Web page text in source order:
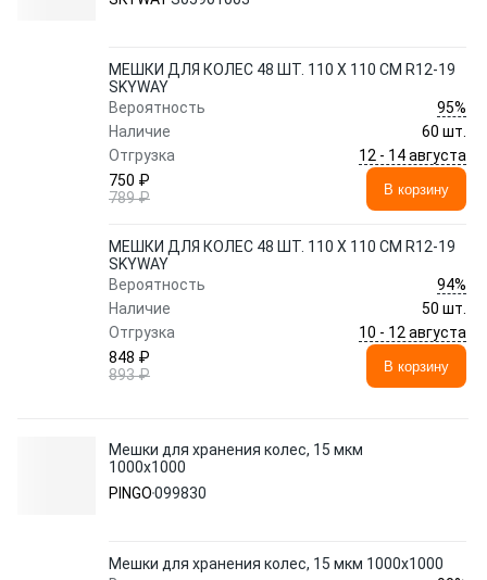
МЕШКИ ДЛЯ КОЛЕС 48 ШТ. 110 Х 110 СМ R12-19
SKYWAY
Вероятность
95%
Наличие
60 шт.
Отгрузка
12 - 14 августа
750 ₽
789 ₽
В корзину
МЕШКИ ДЛЯ КОЛЕС 48 ШТ. 110 Х 110 СМ R12-19
SKYWAY
Вероятность
94%
Наличие
50 шт.
Отгрузка
10 - 12 августа
848 ₽
893 ₽
В корзину
Мешки для хранения колес, 15 мкм
1000х1000
PINGO099830
Мешки для хранения колес, 15 мкм 1000х1000